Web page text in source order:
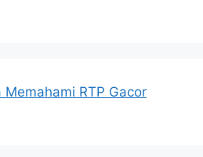
Memahami RTP Gacor